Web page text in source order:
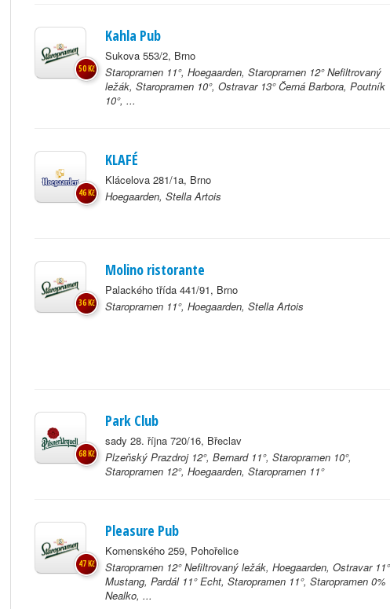
Kahla Pub
Sukova 553/2, Brno
Staropramen 11°, Hoegaarden, Staropramen 12° Nefiltrovaný
ležák, Staropramen 10°, Ostravar 13° Černá Barbora, Poutník
10°, ...
50 Kč
KLAFÉ
Klácelova 281/1a, Brno
Hoegaarden, Stella Artois
46 Kč
Molino ristorante
Palackého třída 441/91, Brno
Staropramen 11°, Hoegaarden, Stella Artois
36 Kč
Park Club
sady 28. října 720/16, Břeclav
Plzeňský Prazdroj 12°, Bernard 11°, Staropramen 10°,
Staropramen 12°, Hoegaarden, Staropramen 11°
68 Kč
Pleasure Pub
Komenského 259, Pohořelice
Staropramen 12° Nefiltrovaný ležák, Hoegaarden, Ostravar 11°
Mustang, Pardál 11° Echt, Staropramen 11°, Staropramen 0%
Nealko, ...
47 Kč